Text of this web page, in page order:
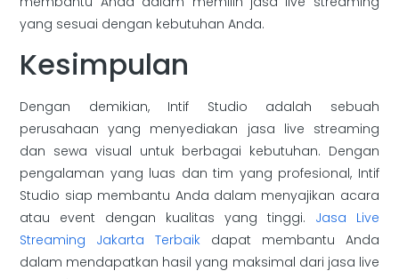
yang sesuai dengan kebutuhan Anda.
Kesimpulan
Dengan demikian, Intif Studio adalah sebuah
perusahaan yang menyediakan jasa live streaming
dan sewa visual untuk berbagai kebutuhan. Dengan
pengalaman yang luas dan tim yang profesional, Intif
Studio siap membantu Anda dalam menyajikan acara
atau event dengan kualitas yang tinggi. Jasa Live
Streaming Jakarta Terbaik dapat membantu Anda
dalam mendapatkan hasil yang maksimal dari jasa live